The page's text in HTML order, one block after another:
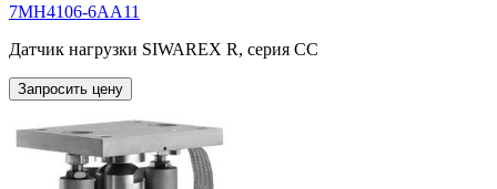
7MH4106-6AA11
Датчик нагрузки SIWAREX R, серия CC
Запросить цену